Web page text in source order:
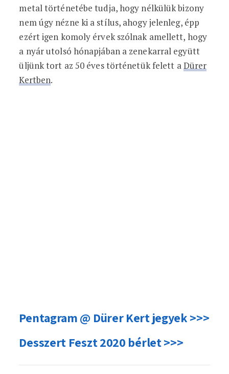
metal történetébe tudja, hogy nélkülük bizony
nem úgy nézne ki a stílus, ahogy jelenleg, épp
ezért igen komoly érvek szólnak amellett, hogy
a nyár utolsó hónapjában a zenekarral együtt
üljünk tort az 50 éves történetük felett aDürer
Kertben.
Pentagram @ Dürer Kert jegyek >>>
Desszert Feszt 2020 bérlet >>>